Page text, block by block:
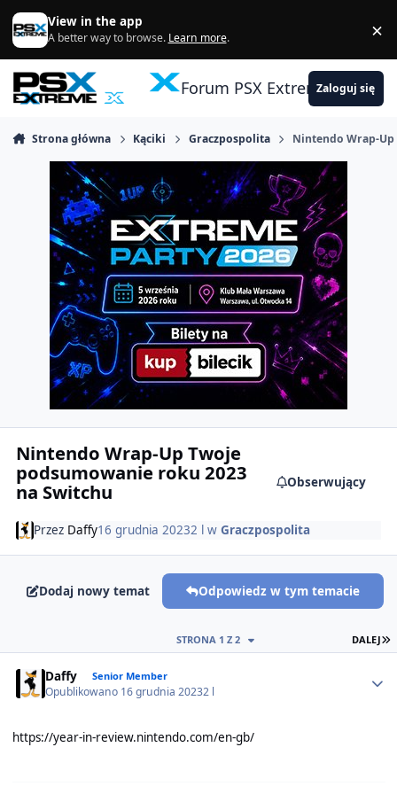
Skocz do zawartości
View in the app
A better way to browse. Learn more. ×
Forum PSX ExtremeZaloguj się
Strona główna Kąciki Graczpospolita Nintendo Wrap-
Nintendo Wrap-Up Twoje
podsumowanie roku 2023
na Switchu Obserwujący
Przez Daffy16 grudnia 20232 l w Graczpospolita
Dodaj nowy temat Odpowiedz w tym temacie
DALEJ
STRONA 1 Z 2
Daffy Senior Member
Opublikowano 16 grudnia 20232 l
https://year-in-review.nintendo.com/en-gb/